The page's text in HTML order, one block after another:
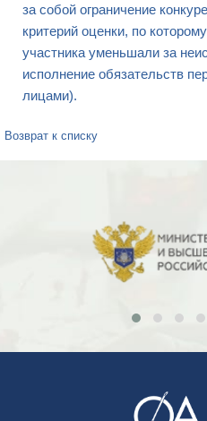
за собой ограничение
критерий оценки, по
участника уменьшали за
исполнение обязательств
лицами).
Возврат к списку